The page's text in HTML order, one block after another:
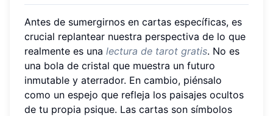
Antes de sumergirnos en cartas específicas, es
crucial replantear nuestra perspectiva de lo que
realmente es una lectura de tarot gratis. No es
una bola de cristal que muestra un futuro
inmutable y aterrador. En cambio, piénsalo
como un espejo que refleja los paisajes ocultos
de tu propia psique. Las cartas son símbolos